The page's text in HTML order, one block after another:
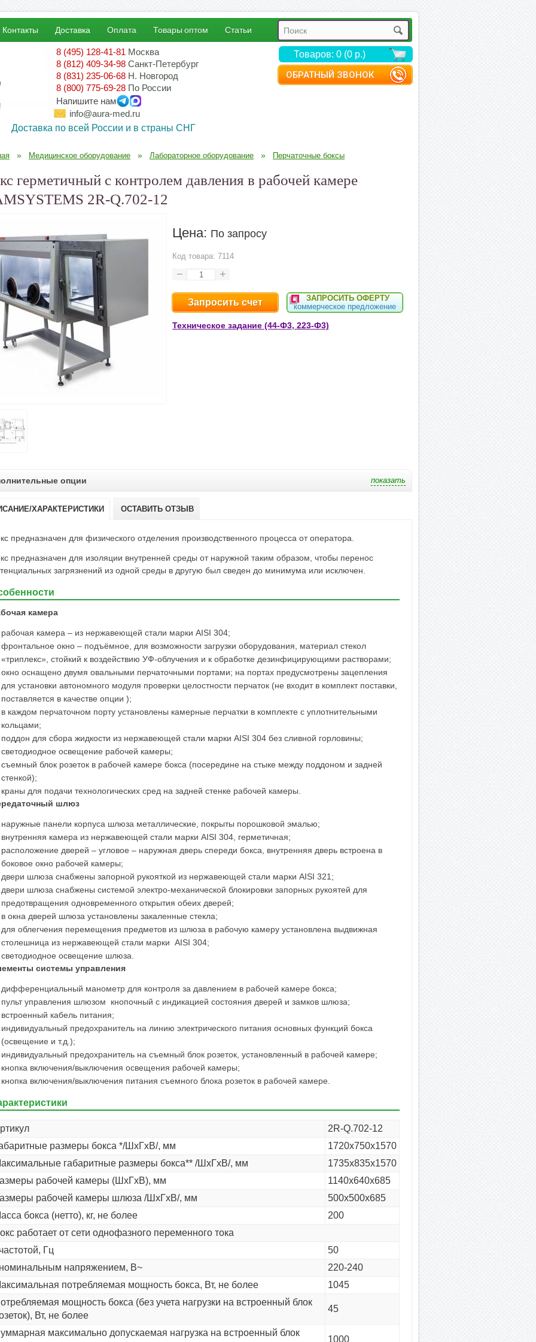
ОБРАТНЫЙ ЗВОНОК
Контакты Доставка Оплата Товары оптом Статьи
8 (495) 128-41-81 Москва
8 (812) 409-34-98 Санкт-Петербург
8 (831) 235-06-68 Н. Новгород
8 (800) 775-69-28 По России
Напишите нам
info@aura-med.ru
Доставка по всей России и в страны СНГ
Товаров: 0 (0 р.)
» Медицинское оборудование » Лабораторное оборудование » Перчаточные боксы
герметичный с контролем давления в рабочей камере
2R-Q.702-12
Цена: По запросу
Код товара: 7114
Запросить счет
ЗАПРОСИТЬ ОФЕРТУ
коммерческое предложение
Техническое задание (44-Ф3, 223-Ф3)
опции
ХАРАКТЕРИСТИКИ ОСТАВИТЬ ОТЗЫВ
предназначен для физического отделения производственного процесса от оператора.
предназначен для изоляции внутренней среды от наружной таким образом, чтобы перенос
загрязнений из одной среды в другую был сведен до минимума или исключен.
камера
рабочая камера – из нержавеющей стали марки AISI 304;
фронтальное окно – подъёмное, для возможности загрузки оборудования, материал стекол
«триплекс», стойкий к воздействию УФ-облучения и к обработке дезинфицирующими растворами;
окно оснащено двумя овальными перчаточными портами; на портах предусмотрены зацепления
для установки автономного модуля проверки целостности перчаток (не входит в комплект поставки,
поставляется в качестве опции );
в каждом перчаточном порту установлены камерные перчатки в комплекте с уплотнительными
кольцами;
поддон для сбора жидкости из нержавеющей стали марки AISI 304 без сливной горловины;
светодиодное освещение рабочей камеры;
съемный блок розеток в рабочей камере бокса (посередине на стыке между поддоном и задней
стенкой);
краны для подачи технологических сред на задней стенке рабочей камеры.
шлюз
наружные панели корпуса шлюза металлические, покрыты порошковой эмалью;
внутренняя камера из нержавеющей стали марки AISI 304, герметичная;
расположение дверей – угловое – наружная дверь спереди бокса, внутренняя дверь встроена в
боковое окно рабочей камеры;
двери шлюза снабжены запорной рукояткой из нержавеющей стали марки AISI 321;
двери шлюза снабжены системой электро-механической блокировки запорных рукоятей для
предотвращения одновременного открытия обеих дверей;
в окна дверей шлюза установлены закаленные стекла;
для облегчения перемещения предметов из шлюза в рабочую камеру установлена выдвижная
столешница из нержавеющей стали марки AISI 304;
светодиодное освещение шлюза.
системы управления
дифференциальный манометр для контроля за давлением в рабочей камере бокса;
пульт управления шлюзом кнопочный с индикацией состояния дверей и замков шлюза;
встроенный кабель питания;
индивидуальный предохранитель на линию электрического питания основных функций бокса
(освещение и т.д.);
индивидуальный предохранитель на съемный блок розеток, установленный в рабочей камере;
кнопка включения/выключения освещения рабочей камеры;
кнопка включения/выключения питания съемного блока розеток в рабочей камере.
2R-Q.702-12
размеры бокса */ШхГхВ/, мм
1720х750х1570
габаритные размеры бокса** /ШхГхВ/, мм
1735х835х1570
рабочей камеры (ШхГхВ), мм
1140х640х685
рабочей камеры шлюза /ШхГхВ/, мм
500х500х685
бокса (нетто), кг, не более
200
работает от сети однофазного переменного тока
Гц
50
напряжением, В~
220-240
потребляемая мощность бокса, Вт, не более
1045
мощность бокса (без учета нагрузки на встроенный блок
Вт, не более
45
максимально допускаемая нагрузка на встроенный блок
1000